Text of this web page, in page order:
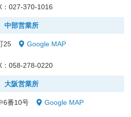
：027-370-1016
中部営業所
25 Google MAP
：058-278-0220
大阪営業所
6番10号 Google MAP